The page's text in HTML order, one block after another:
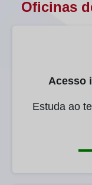
Oficinas
Acesso
Estuda ao